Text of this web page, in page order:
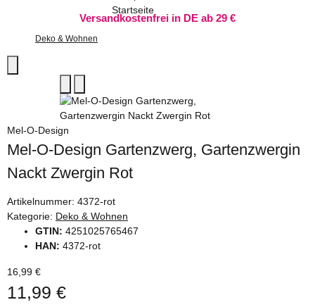
Versandkostenfrei in DE ab 29 €
Deko & Wohnen
Mel-O-Design
Mel-O-Design Gartenzwerg, Gartenzwergin
Nackt Zwergin Rot
Artikelnummer: 4372-rot
Kategorie: Deko & Wohnen
GTIN: 4251025765467
HAN: 4372-rot
16,99 €
11,99 €